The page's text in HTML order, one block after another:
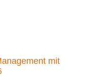
mit